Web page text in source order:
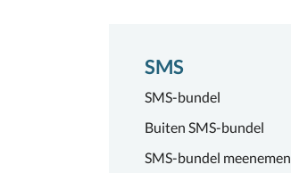
SMS
SMS-bundel
Buiten SMS-bundel
SMS-bundel meenemen